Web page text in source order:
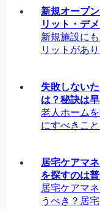
新規オープ
リット・デ
新規施設に
リットがあ
失敗しない
は？秘訣は
老人ホーム
にすべきこ
居宅ケアマ
を探すのは
居宅ケアマ
うべき？居